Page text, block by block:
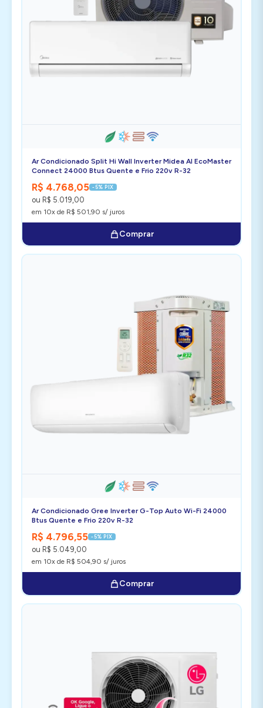
Ar Condicionado Split Hi Wall Inverter Midea AI EcoMaster
Connect 24000 Btus Quente e Frio 220v R-32
R$ 4.768,05 -5% PIX
ou R$ 5.019,00
em 10x de R$ 501,90 s/ juros
Comprar
Ar Condicionado Gree Inverter G-Top Auto Wi-Fi 24000
Btus Quente e Frio 220v R-32
R$ 4.796,55 -5% PIX
ou R$ 5.049,00
em 10x de R$ 504,90 s/ juros
Comprar